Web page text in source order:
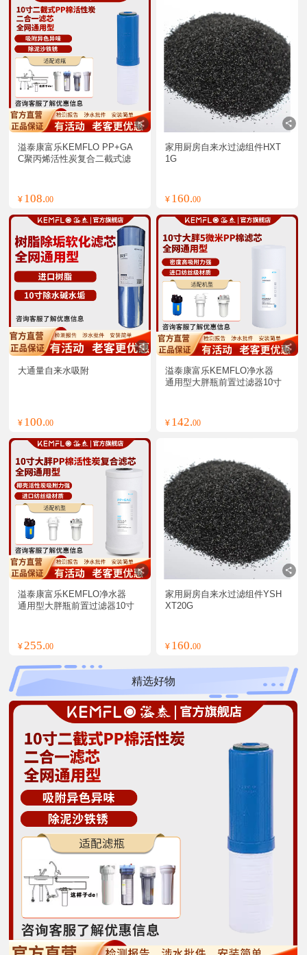
溢泰康富乐KEMFLO PP+GA
C聚丙烯活性炭复合二截式滤
¥ 108.00
家用厨房自来水过滤组件HXT
1G
¥ 160.00
大通量自来水吸附
¥ 100.00
溢泰康富乐KEMFLO净水器
通用型大胖瓶前置过滤器10寸
¥ 142.00
溢泰康富乐KEMFLO净水器
通用型大胖瓶前置过滤器10寸
¥255.00
家用厨房自来水过滤组件YSH
XT20G
¥ 160.00
精选好物